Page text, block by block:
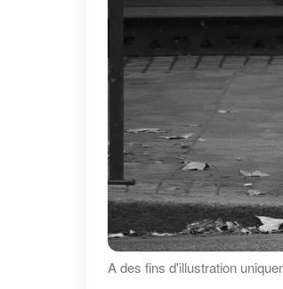
A des fins d'illustration